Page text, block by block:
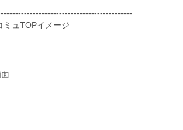
ュTOPイメージ